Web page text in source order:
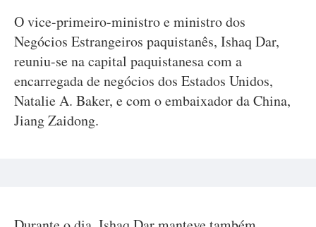
O vice-primeiro-ministro e ministro dos
Negócios Estrangeiros paquistanês, Ishaq Dar,
reuniu-se na capital paquistanesa com a
encarregada de negócios dos Estados Unidos,
Natalie A. Baker, e com o embaixador da China,
Jiang Zaidong.